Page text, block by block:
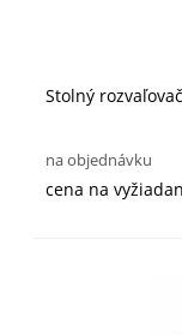
Stolný
na objednávku
cena na